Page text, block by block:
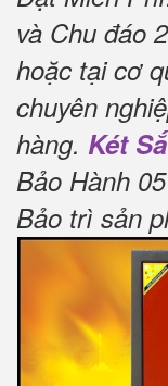
và Chu đáo
hoặc tại cơ
chuyên
hàng. Két
Bảo Hành
Bảo trì sản